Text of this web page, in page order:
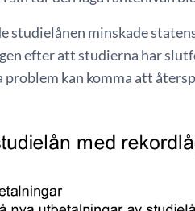
studielånen minskade
efter att studierna har
kan komma att